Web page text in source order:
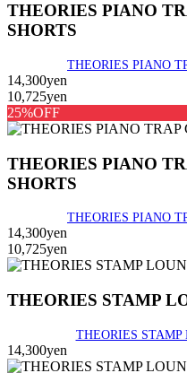
THEORIES PIANO
SHORTS
THEORIES PIANO
14,300yen
10,725yen
25%OFF
THEORIES PIANO
SHORTS
THEORIES PIANO
14,300yen
10,725yen
THEORIES STAMP
THEORIES
14,300yen